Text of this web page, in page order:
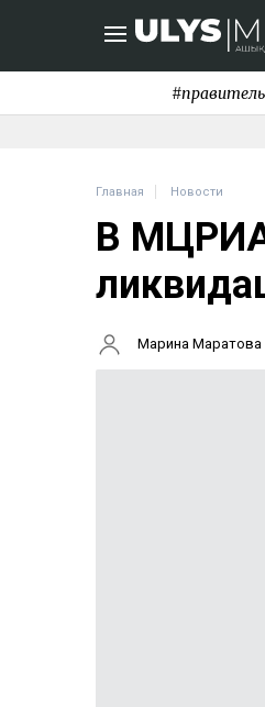
Главная Новости
В
Марина Маратова